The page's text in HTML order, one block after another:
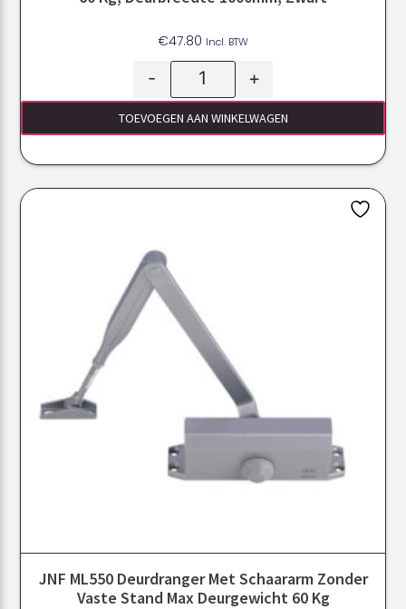
€47.80 Incl. BTW
- +
TOEVOEGEN AAN WINKELWAGEN
JNF ML550 Deurdranger Met Schaararm Zonder
Vaste Stand Max Deurgewicht 60 Kg